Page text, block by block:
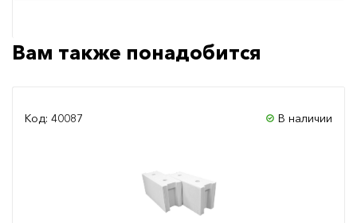
Вам также понадобится
Код: 40087 В наличии